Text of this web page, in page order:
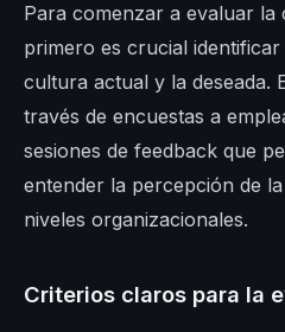
Para comenzar a evaluar
primero es crucial
cultura actual y la deseada.
través de encuestas a
sesiones de feedback que
entender la percepción de
niveles organizacionales.
Criterios claros para la